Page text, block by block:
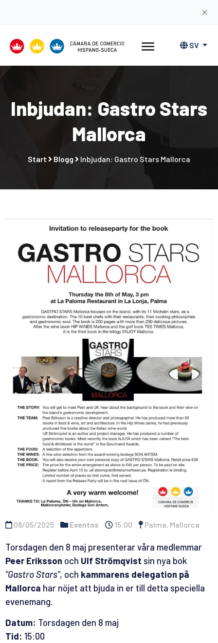
✕
SV
Inbjudan: Gastro Stars
Mallorca
Start Blogg Inbjudan: Gastro Stars Mallorca
08/05/2025 Eventos 15:00 Palma, Mallorca
Torsdagen den 8 maj presenterar våra medlemmar
Peer Eriksson och Ulf Strömqvist sin nya bok
"Gastro Stars", och kammarens delegation på
Mallorca har nöjet att bjuda in er till detta speciella
evenemang.
Datum: Torsdagen den 8 maj
Tid: 15:00